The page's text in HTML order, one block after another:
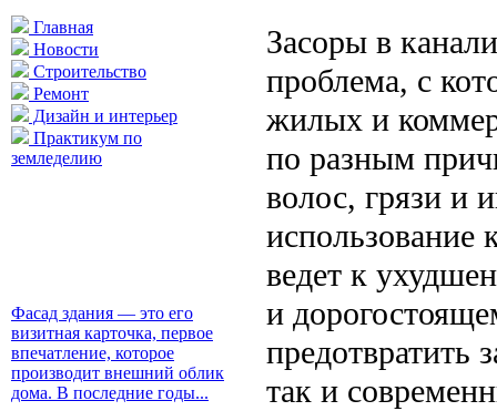
Главная
Новости
Строительство
Ремонт
Дизайн и интерьер
Практикум по
земледелию
Фасад здания — это его
визитная карточка, первое
впечатление, которое
производит внешний облик
дома. В последние годы...
Засоры в
проблема, с
жилых и
по разным
волос, грязи и
использование
ведет к
и
предотвратить
так и